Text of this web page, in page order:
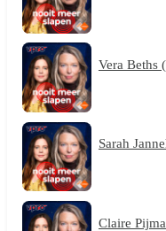
Vera Beths
Sarah
Claire